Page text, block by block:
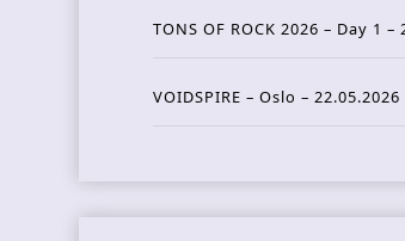
TONS OF ROCK 2026 – Day 1 –
VOIDSPIRE – Oslo – 22.05.2026